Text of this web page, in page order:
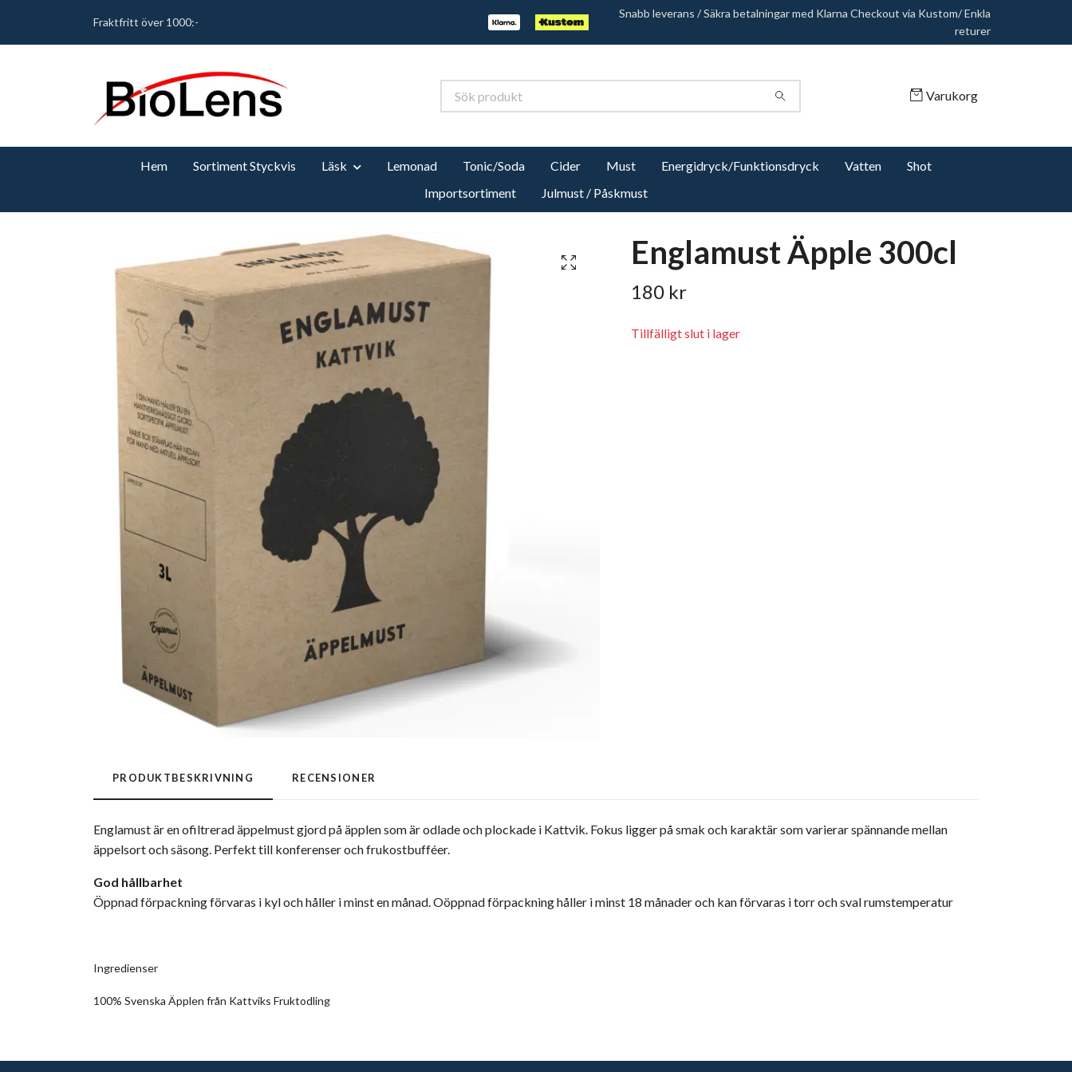
Fraktfritt över 1000:-
Snabb leverans / Säkra betalningar med Klarna Checkout via Kustom/ Enkla
returer
Varukorg
Hem Sortiment Styckvis Läsk Lemonad Tonic/Soda Cider Must Energidryck/Funktionsdryck Vatten
Shot
Importsortiment
Julmust / Påskmust
Englamust Äpple 300cl
180 kr
Tillfälligt slut i lager
PRODUKTBESKRIVNING RECENSIONER
Englamust är en ofiltrerad äppelmust gjord på äpplen som är odlade och plockade i Kattvik. Fokus ligger på smak och karaktär som varierar spännande mellan
äppelsort och säsong. Perfekt till konferenser och frukostbufféer.
God hållbarhet
Öppnad förpackning förvaras i kyl och håller i minst en månad. Oöppnad förpackning håller i minst 18 månader och kan förvaras i torr och sval rumstemperatur
Ingredienser
100% Svenska Äpplen från Kattviks Fruktodling